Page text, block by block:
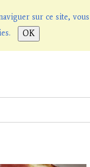
sur ce site, vous
OK